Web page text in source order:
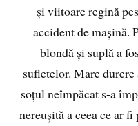
și viitoare regină
accident de mașină.
blondă și suplă a
sufletelor. Mare
soțul neîmpăcat s-a
nereușită a ceea ce ar